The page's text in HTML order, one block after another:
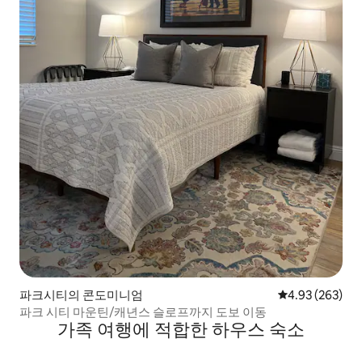
파크시티의 콘도미니엄 평점 4.93점(5
4.93 (263)
파크 시티 마운틴/캐년스 슬로프까지 도보 이동
가족 여행에 적합한 하우스 숙소